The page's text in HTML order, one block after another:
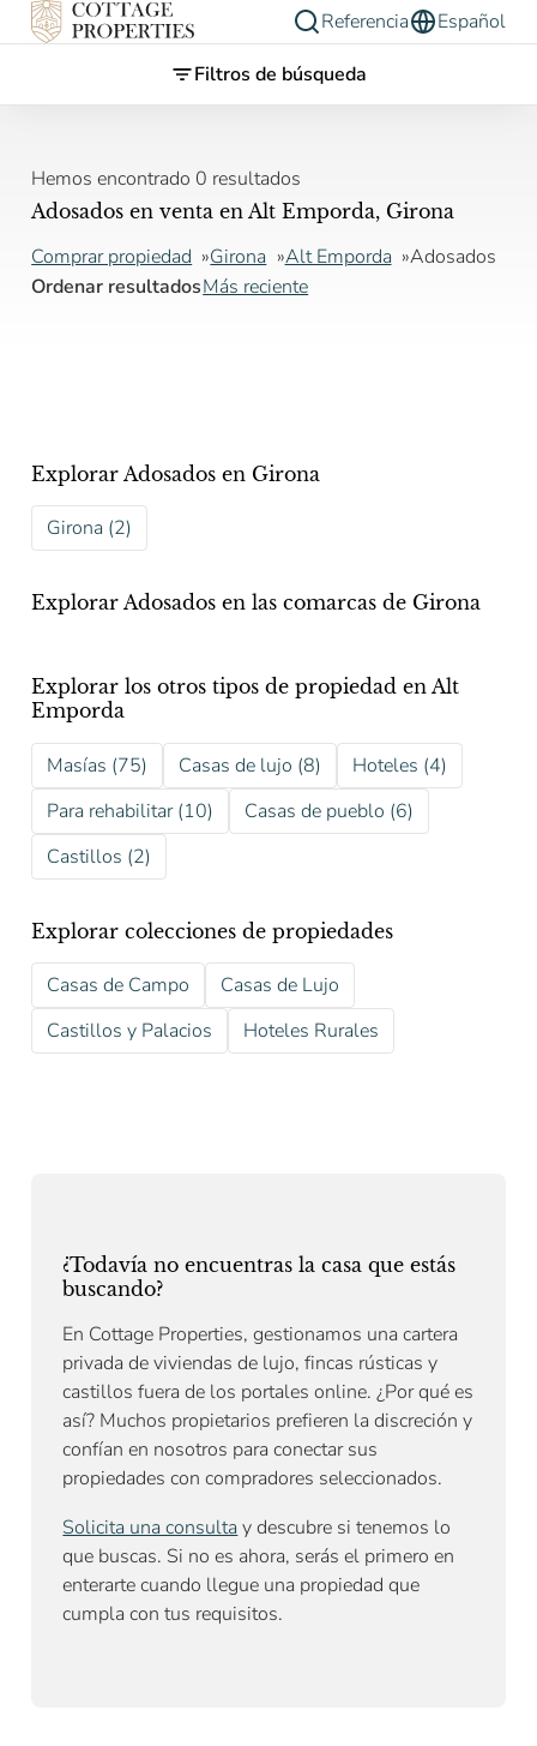
Referencia
Español
Filtros de búsqueda
Hemos encontrado 0 resultados
Adosados en venta en Alt Emporda, Girona
Comprar propiedad Girona Alt Emporda
Adosados
Ordenar resultadosMás reciente
Explorar Adosados en Girona
Girona (2)
Explorar Adosados en las comarcas de Girona
Explorar los otros tipos de propiedad en Alt
Emporda
Masías (75) Casas de lujo (8)
Hoteles (4)
Para rehabilitar (10)
Casas de pueblo (6)
Castillos (2)
Explorar colecciones de propiedades
Casas de Campo
Casas de Lujo
Castillos y Palacios
Hoteles Rurales
¿Todavía no encuentras la casa que estás
buscando?
En Cottage Properties, gestionamos una cartera
privada de viviendas de lujo, fincas rústicas y
castillos fuera de los portales online. ¿Por qué es
así? Muchos propietarios prefieren la discreción y
confían en nosotros para conectar sus
propiedades con compradores seleccionados.
Solicita una consulta y descubre si tenemos lo
que buscas. Si no es ahora, serás el primero en
enterarte cuando llegue una propiedad que
cumpla con tus requisitos.